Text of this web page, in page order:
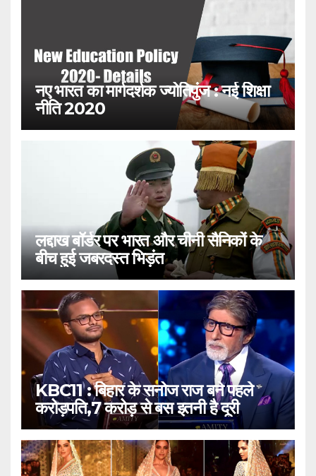
नए भारत का मार्गदर्शक ज्योतिपुंज : नई शिक्षा
नीति 2020
लद्दाख बॉर्डर पर भारत और चीनी सैनिकों के
बीच हुई जबरदस्त भिड़ंत
KBC11 : बिहार के सनोज राज बने पहले
करोड़पति,7 करोड़ से बस इतनी है दूरी